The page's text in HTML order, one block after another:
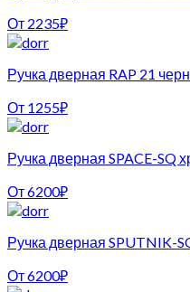
От 2235₽
Ручка дверная RAP 21
От 1255₽
Ручка дверная SPACE-SQ
От6200₽
Ручка дверная SPUTNIK-
От6200₽